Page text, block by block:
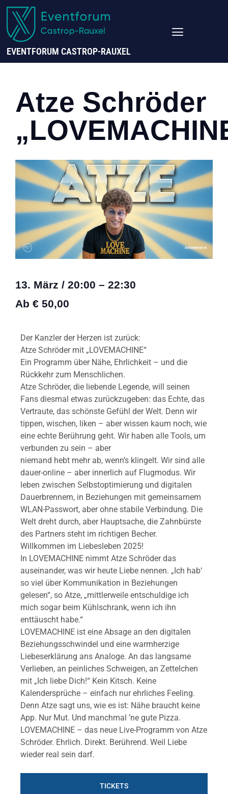
EVENTFORUM CASTROP-RAUXEL
Atze Schröder
13. März / 20:00 – 22:30
Ab € 50,00
Der Kanzler der Herzen ist zurück:
Atze Schröder mit „LOVEMACHINE“
Ein Programm über Nähe, Ehrlichkeit – und die
Rückkehr zum Menschlichen.
Atze Schröder, die liebende Legende, will seinen
Fans diesmal etwas zurückzugeben: das Echte, das
Vertraute, das schönste Gefühl der Welt. Denn wir
tippen, wischen, liken – aber wissen kaum noch, wie
eine echte Berührung geht. Wir haben alle Tools, um
verbunden zu sein – aber
niemand hebt mehr ab, wenn’s klingelt. Wir sind alle
dauer-online – aber innerlich auf Flugmodus. Wir
leben zwischen Selbstoptimierung und digitalen
Dauerbrennern, in Beziehungen mit gemeinsamem
WLAN-Passwort, aber ohne stabile Verbindung. Die
Welt dreht durch, aber Hauptsache, die Zahnbürste
des Partners steht im richtigen Becher.
Willkommen im Liebesleben 2025!
In LOVEMACHINE nimmt Atze Schröder das
auseinander, was wir heute Liebe nennen. „Ich hab‘
so viel über Kommunikation in Beziehungen
gelesen“, so Atze, „mittlerweile entschuldige ich
mich sogar beim Kühlschrank, wenn ich ihn
enttäuscht habe.“
LOVEMACHINE ist eine Absage an den digitalen
Beziehungsschwindel und eine warmherzige
Liebeserklärung ans Analoge. An das langsame
Verlieben, an peinliches Schweigen, an Zettelchen
mit „Ich liebe Dich!“ Kein Kitsch. Keine
Kalendersprüche – einfach nur ehrliches Feeling.
Denn Atze sagt uns, wie es ist: Nähe braucht keine
App. Nur Mut. Und manchmal ’ne gute Pizza.
LOVEMACHINE – das neue Live-Programm von Atze
Schröder. Ehrlich. Direkt. Berührend. Weil Liebe
wieder real sein darf.
TICKETS